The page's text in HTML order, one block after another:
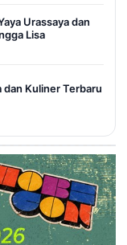
Urassaya dan
Lisa
dan Kuliner Terbaru